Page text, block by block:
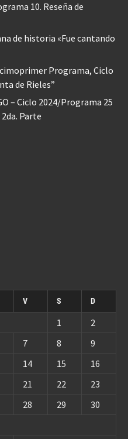
10. Reseña de
de historia «Fue cantando
Programa, Ciclo
de Rieles”
– Ciclo 2024/Programa 25
2da. Parte
V S D
1
2
7 8
9
14 15
16
21 22
23
28 29
30